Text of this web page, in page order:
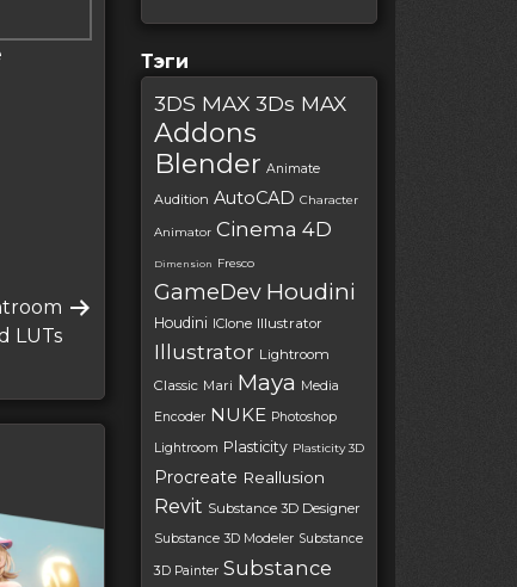
LUTs
Тэги
3DS MAX 3Ds MAX
Addons
Blender Animate
Audition AutoCAD Character
Animator Cinema 4D
Dimension Fresco
GameDev Houdini
Houdini IClone Illustrator
Illustrator Lightroom
Classic Mari Maya
Media
Encoder NUKE Photoshop
Lightroom Plasticity Plasticity 3D
Procreate Reallusion
Revit Substance 3D Designer
Substance 3D Modeler Substance
3D Painter Substance